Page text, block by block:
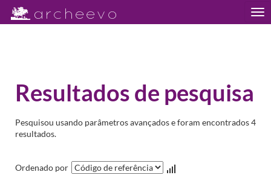
Resultados de pesquisa
Pesquisou usando parâmetros avançados e foram encontrados 4
resultados.
Ordenado por